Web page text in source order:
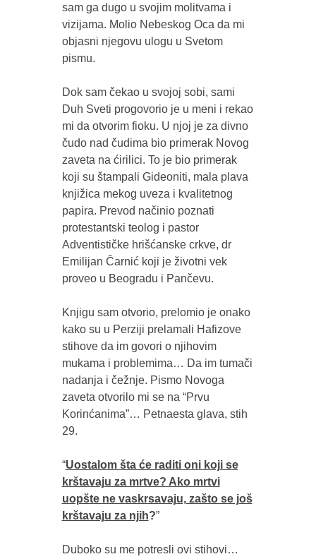
sam ga dugo u svojim molitvama i
vizijama. Molio Nebeskog Oca da mi
objasni njegovu ulogu u Svetom
pismu.
Dok sam čekao u svojoj sobi, sami
Duh Sveti progovorio je u meni i rekao
mi da otvorim fioku. U njoj je za divno
čudo nad čudima bio primerak Novog
zaveta na ćirilici. To je bio primerak
koji su štampali Gideoniti, mala plava
knjižica mekog uveza i kvalitetnog
papira. Prevod načinio poznati
protestantski teolog i pastor
Adventističke hrišćanske crkve, dr
Emilijan Čarnić koji je životni vek
proveo u Beogradu i Pančevu.
Knjigu sam otvorio, prelomio je onako
kako su u Perziji prelamali Hafizove
stihove da im govori o njihovim
mukama i problemima… Da im tumači
nadanja i čežnje. Pismo Novoga
zaveta otvorilo mi se na “Prvu
Korinćanima”… Petnaesta glava, stih
29.
“Uostalom šta će raditi oni koji se
krštavaju za mrtve? Ako mrtvi
uopšte ne vaskrsavaju, zašto se još
krštavaju za njih?”
Duboko su me potresli ovi stihovi…